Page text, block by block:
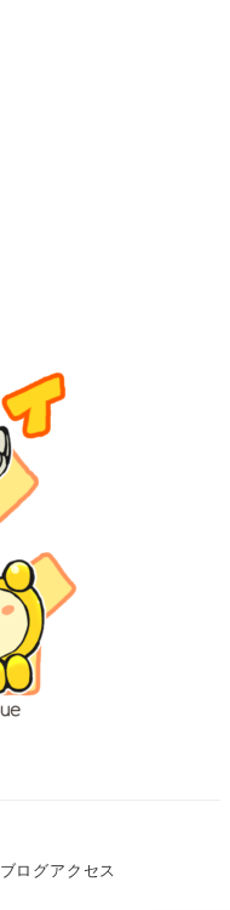
ブログアクセス